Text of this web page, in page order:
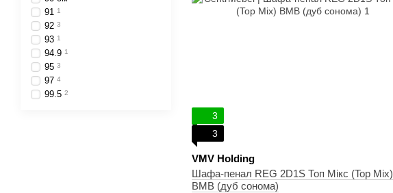
3
3
VMV Holding
Шафа-пенал REG 2D1S Топ Мікс (Top Mix)
ВМВ (дуб сонома)
91 1
92 3
93 1
94.9 1
95 3
97 4
99.5 2